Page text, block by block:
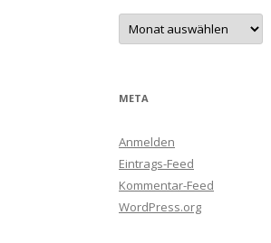
Archive
META
Anmelden
Eintrags-Feed
Kommentar-Feed
WordPress.org